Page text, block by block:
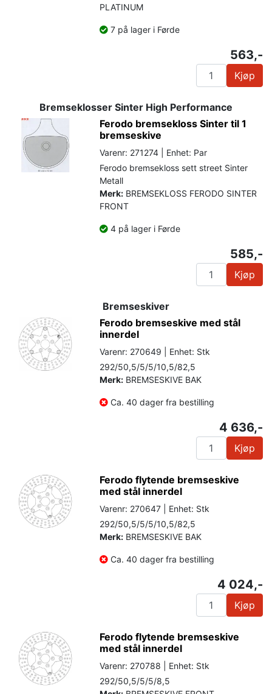
PLATINUM
7 på lager i Førde
563,-
Kjøp
Bremseklosser Sinter High Performance
Ferodo bremsekloss Sinter til 1
bremseskive
Varenr: 271274 | Enhet: Par
Ferodo bremsekloss sett street Sinter
Metall
Merk: BREMSEKLOSS FERODO SINTER
FRONT
4 på lager i Førde
585,-
Kjøp
Bremseskiver
Ferodo bremseskive med stål
innerdel
Varenr: 270649 | Enhet: Stk
292/50,5/5/5/10,5/82,5
Merk: BREMSESKIVE BAK
Ca. 40 dager fra bestilling
4 636,-
Kjøp
Ferodo flytende bremseskive
med stål innerdel
Varenr: 270647 | Enhet: Stk
292/50,5/5/5/10,5/82,5
Merk: BREMSESKIVE BAK
Ca. 40 dager fra bestilling
4 024,-
Kjøp
Ferodo flytende bremseskive
med stål innerdel
Varenr: 270788 | Enhet: Stk
292/50,5/5/5/8,5